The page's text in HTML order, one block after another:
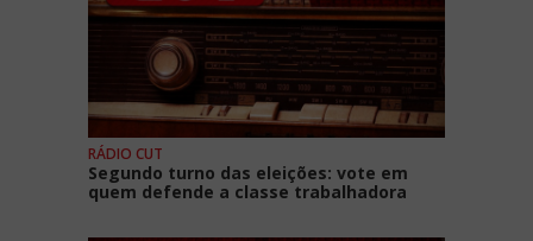
RÁDIO CUT
Segundo turno das eleições: vote em
quem defende a classe trabalhadora